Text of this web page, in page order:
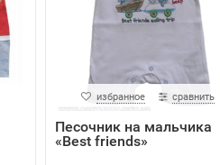
избранное сравнить
Песочник на мальчика
«Best friends»